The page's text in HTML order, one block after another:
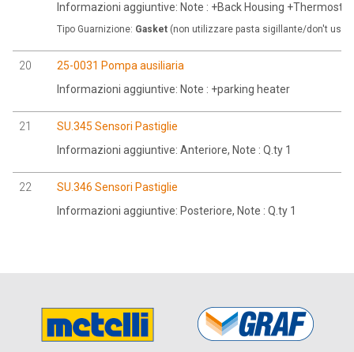
Informazioni aggiuntive: Note : +Back Housing +Thermostat
Tipo Guarnizione: Gasket (non utilizzare pasta sigillante/don't use
20
25-0031 Pompa ausiliaria
Informazioni aggiuntive: Note : +parking heater
21
SU.345 Sensori Pastiglie
Informazioni aggiuntive: Anteriore, Note : Q.ty 1
22
SU.346 Sensori Pastiglie
Informazioni aggiuntive: Posteriore, Note : Q.ty 1